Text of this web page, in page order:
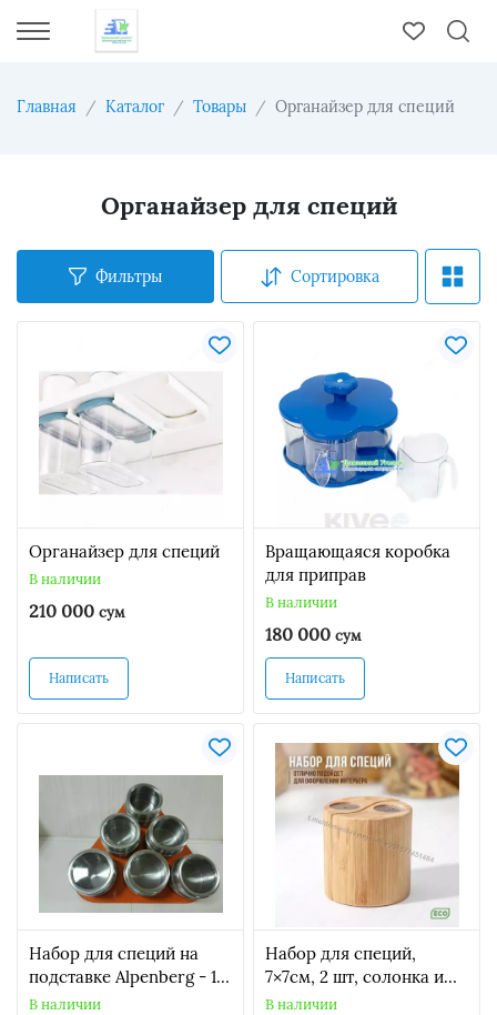
Главная Каталог Товары Органайзер для специй
Органайзер для специй
Фильтры Сортировка
Органайзер для специй
В наличии
210 000 сум
Написать
Вращающаяся коробка
для приправ
В наличии
180 000 сум
Написать
Набор для специй на
подставке Alpenberg - 15
x 21,5 sm Made in China
В наличии
Набор для специй,
7×7см, 2 шт, солонка и
перечница, бамбук
В наличии